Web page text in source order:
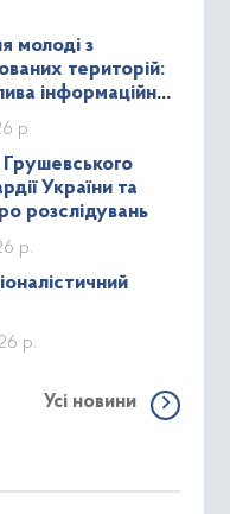
молоді з
територій:
інформаційна
р.
Грушевського
України та
розслідувань
р.
р.
Усі новини